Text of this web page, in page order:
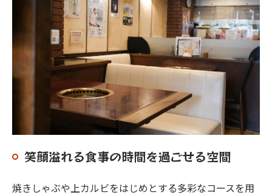
笑顔溢れる食事の時間を過ごせる空間
焼きしゃぶや上カルビをはじめとする多彩なコースを用